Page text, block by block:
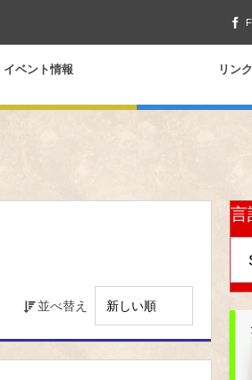
イベント情報 リンク
並べ替え
言